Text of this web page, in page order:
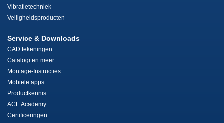
Vibratietechniek
Veiligheidsproducten
Service & Downloads
CAD tekeningen
Catalogi en meer
Montage-Instructies
Mobiele apps
Productkennis
ACE Academy
Certificeringen